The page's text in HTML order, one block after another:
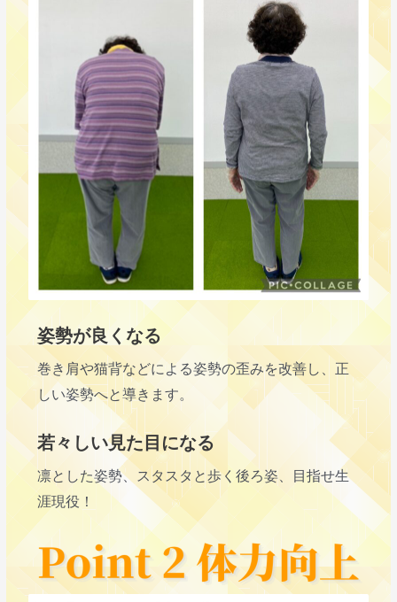
姿勢が良くなる
巻き肩や猫背などによる姿勢の歪みを改善し、正
しい姿勢へと導きます。
若々しい見た目になる
凛とした姿勢、スタスタと歩く後ろ姿、目指せ生
涯現役！